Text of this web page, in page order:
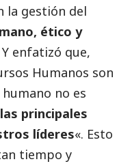
la gestión del
ético y
enfatizó que,
Humanos son
no es
principales
líderes«. Esto
tiempo y